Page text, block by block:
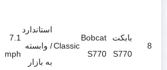
8
بابکت
S770
Bobcat
S770
Classic
استاندارد
/ وابسته
به بازار
7.1
mph